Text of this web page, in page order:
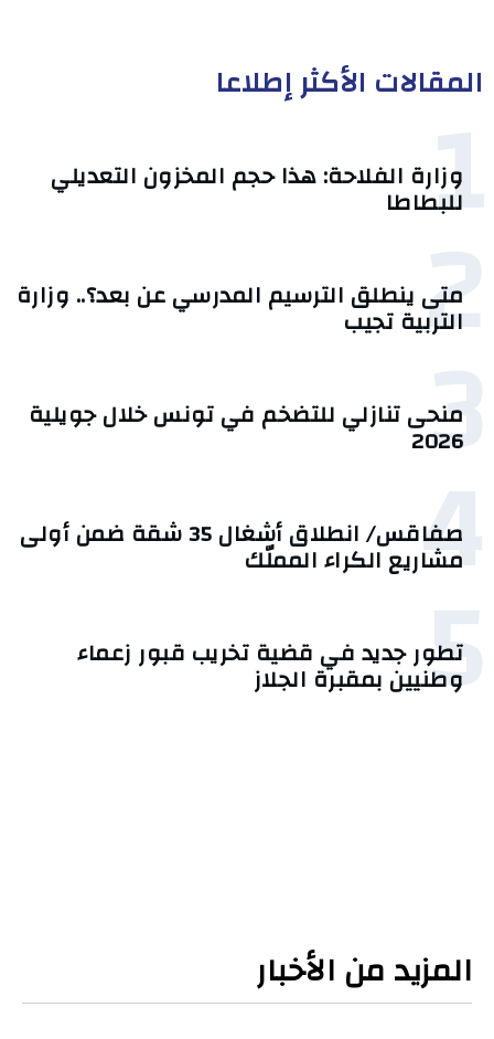
المقالات الأكثر إطلاعا
1
وزارة الفلاحة: هذا حجم المخزون التعديلي
للبطاطا
2
متى ينطلق الترسيم المدرسي عن بعد؟.. وزارة
التربية تجيب
3 منحى تنازلي ‎للتضخم في تونس خلال جويلية
2026‎
4 صفاقس/ انطلاق أشغال 35 شقة ضمن أولى
مشاريع الكراء المملّك
5
تطور جديد في قضية تخريب قبور زعماء
وطنيين بمقبرة الجلاز
المزيد من الأخبار